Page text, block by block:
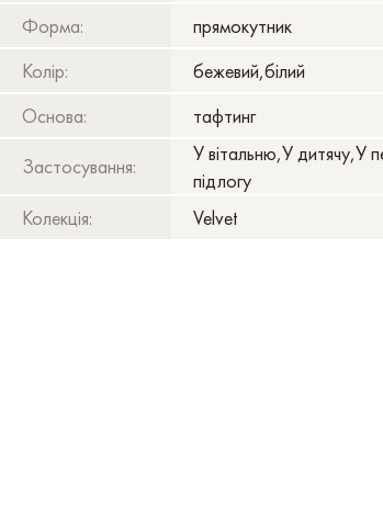
Форма:
прямокутник
Колір:
бежевий,білий
Основа:
тафтинг
Застосування:
У вітальню,У дитячу,У
підлогу
Колекція:
Velvet